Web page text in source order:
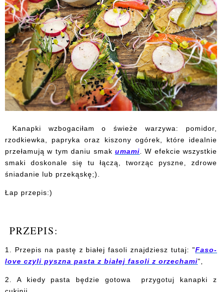
Kanapki wzbogaciłam o świeże warzywa: pomidor,
rzodkiewka, papryka oraz kiszony ogórek, które idealnie
przełamują w tym daniu smak umami . W efekcie wszystkie
smaki doskonale się tu łączą, tworząc pyszne, zdrowe
śniadanie lub przekąskę;).
Łap przepis:)
PRZEPIS:
1. Przepis na pastę z białej fasoli znajdziesz tutaj: "Faso-
love czyli pyszna pasta z białej fasoli z orzechami",
2. A kiedy pasta będzie gotowa przygotuj kanapki z